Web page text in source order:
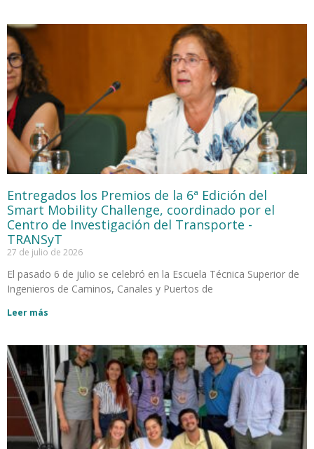
Entregados los Premios de la 6ª Edición del
Smart Mobility Challenge, coordinado por el
Centro de Investigación del Transporte -
TRANSyT
27 de julio de 2026
El pasado 6 de julio se celebró en la Escuela Técnica Superior de
Ingenieros de Caminos, Canales y Puertos de
Leer más